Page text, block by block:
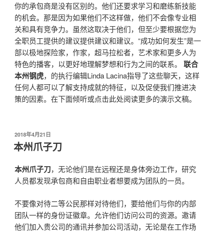
你的承包商是没有区别的。他们还要求学习和磨练新技能
的机会。那是因为如果他们不这样做，他们不会像专业相
关和具有竞争力。虽然这取决于他们，但至少要根据您为
全职员工提供的建议提供建议和建议。“成功如何发生”是一
部以极地探险家，作家，超马拉松者，艺术家和更多人为
特色的播客，以更好地理解梦想和行为之间的联系。 联合
本州钢虎，的执行编辑Linda Lacina指导了这些聊天，这样
任何人都可以了解支持成就的特征，以及促使我们推进决
策的因素。在下面倾听或点击此处阅读更多的演示文稿。
发
布
于
2018年4月21日
本州爪子刀
本州爪子刀，无论他们是在远程还是身体旁边工作，研究
人员都发现承包商和自由职业者想要成为团队的一员。
不要像对待二等公民那样对待他们，要给他们与你的内部
团队一样的身份证徽章。允许他们访问公司的资源。邀请
他们加入贵公司的通讯并参加公司活动，无论是在工作场